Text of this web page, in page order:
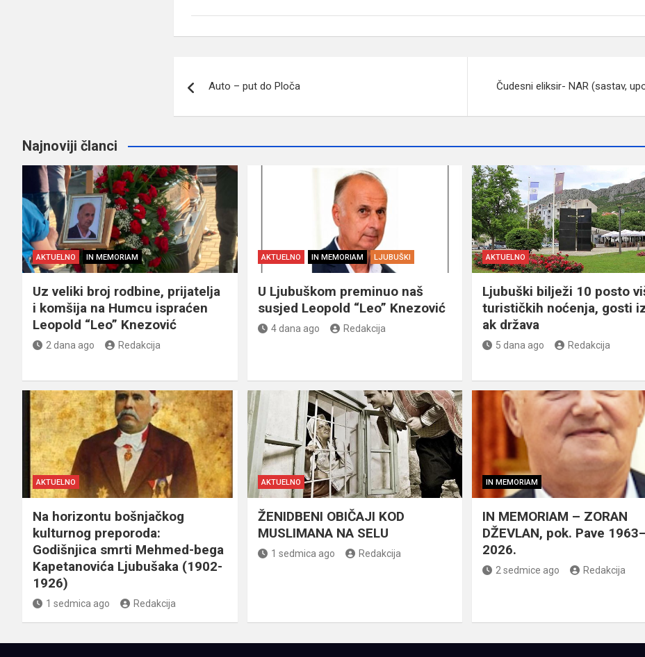
članaka
Auto – put do Ploča Čudesni eliksir- NAR (sastav,
Najnoviji članci
AKTUELNO IN MEMORIAM
Uz veliki broj rodbine, prijatelja
i komšija na Humcu ispraćen
Leopold “Leo” Knezović
2 dana ago Redakcija
AKTUELNO IN MEMORIAM LJUBUŠKI
U Ljubuškom preminuo naš
susjed Leopold “Leo” Knezović
4 dana ago Redakcija
AKTUELNO
Ljubuški bilježi 10 posto
turističkih noćenja, gosti
ak država
5 dana ago Redakcija
AKTUELNO
Na horizontu bošnjačkog
kulturnog preporoda:
Godišnjica smrti Mehmed-bega
Kapetanovića Ljubušaka (1902-
1926)
1 sedmica ago Redakcija
AKTUELNO
ŽENIDBENI OBIČAJI KOD
MUSLIMANA NA SELU
1 sedmica ago Redakcija
IN MEMORIAM
IN MEMORIAM – ZORAN
DŽEVLAN, pok. Pave
2026.
2 sedmice ago Redakcija